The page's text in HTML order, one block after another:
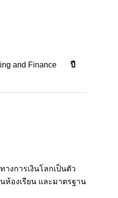
and Finance
ปี
งการเงินโลกเป็นตัว
ห้องเรียน และมาตรฐาน